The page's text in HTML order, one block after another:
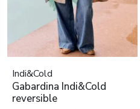
Indi&Cold
Gabardina Indi&Cold
reversible